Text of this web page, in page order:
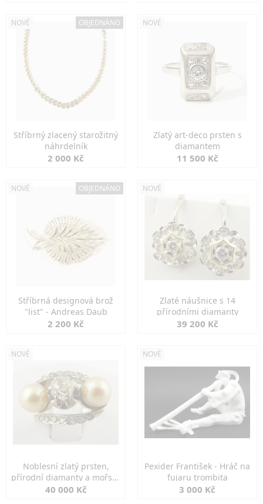
NOVÉ OBJEDNÁNO
Stříbrný zlacený starožitný
náhrdelník
2 000 Kč
NOVÉ
Zlatý art-deco prsten s
diamantem
11 500 Kč
NOVÉ OBJEDNÁNO
Stříbrná designová brož
"list" - Andreas Daub
2 200 Kč
NOVÉ
Zlaté náušnice s 14
přírodními diamanty
39 200 Kč
NOVÉ
Noblesní zlatý prsten,
přírodní diamanty a mořské
perly
40 000 Kč
NOVÉ
Pexider František - Hráč na
fujaru trombita
3 000 Kč